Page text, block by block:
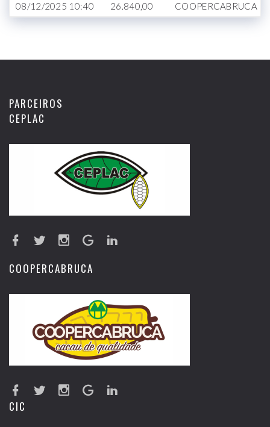
08/12/2025 10:40 26.840,00 COOPERCABRUCA
PARCEIROS
CEPLAC
COOPERCABRUCA
CIC